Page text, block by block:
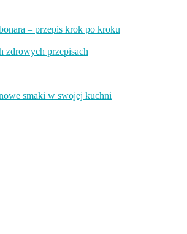
– przepis krok po kroku
zdrowych przepisach
smaki w swojej kuchni